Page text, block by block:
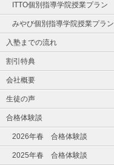
ITTO個別指導学院授業プラン
みやび個別指導学院授業プラン
入塾までの流れ
割引特典
会社概要
生徒の声
合格体験談
2026年春 合格体験談
2025年春 合格体験談